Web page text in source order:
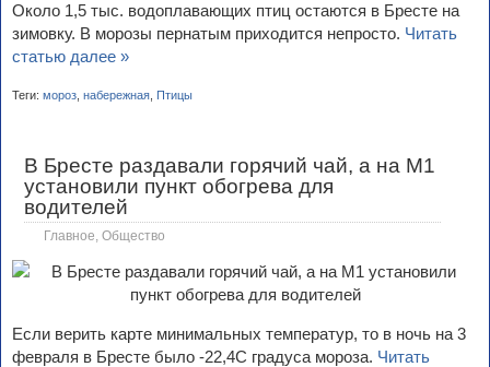
Около 1,5 тыс. водоплавающих птиц остаются в Бресте на
зимовку. В морозы пернатым приходится непросто. Читать
статью далее »
Теги: мороз набережная Птицы
В Бресте раздавали горячий чай, а на М1
установили пункт обогрева для
водителей
Главное Общество
Если верить карте минимальных температур, то в ночь на 3
февраля в Бресте было -22,4С градуса мороза. Читать